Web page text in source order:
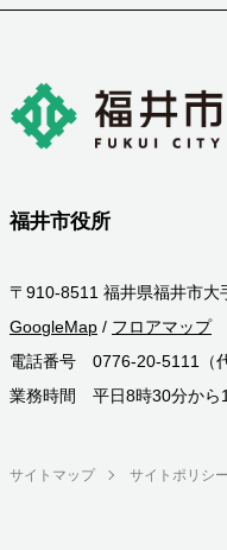
福井市役所
〒910-8511 福井県福井市大
GoogleMap / フロアマップ
電話番号 0776-20-5111（代
業務時間 平日8時30分から
サイトマップ サイトポリシー